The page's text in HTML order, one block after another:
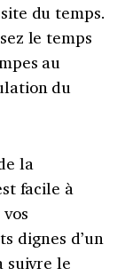
du temps.
le temps
au
du
la
facile à
dignes d’un
suivre le